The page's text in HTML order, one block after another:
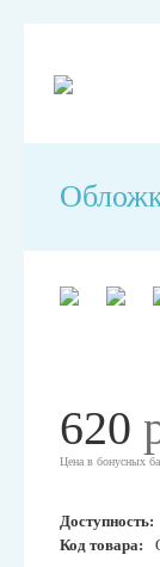
620
Цена в бонусных
Доступность:
Код товара: